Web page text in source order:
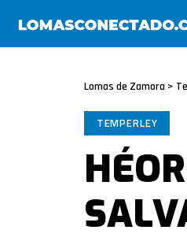
Lomas de Zamora >
TEMPERLEY